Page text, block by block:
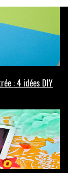
: 4 idées DIY